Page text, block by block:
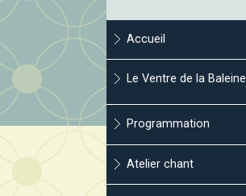
Accueil
Le Ventre de la Baleine
Programmation
Atelier chant